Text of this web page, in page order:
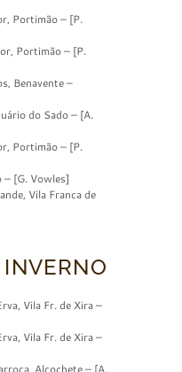
– [P.
Portimão – [P.
–
do Sado – [A.
– [P.
Vowles]
Vila Franca de
Vila Fr. de Xira –
Vila Fr. de Xira –